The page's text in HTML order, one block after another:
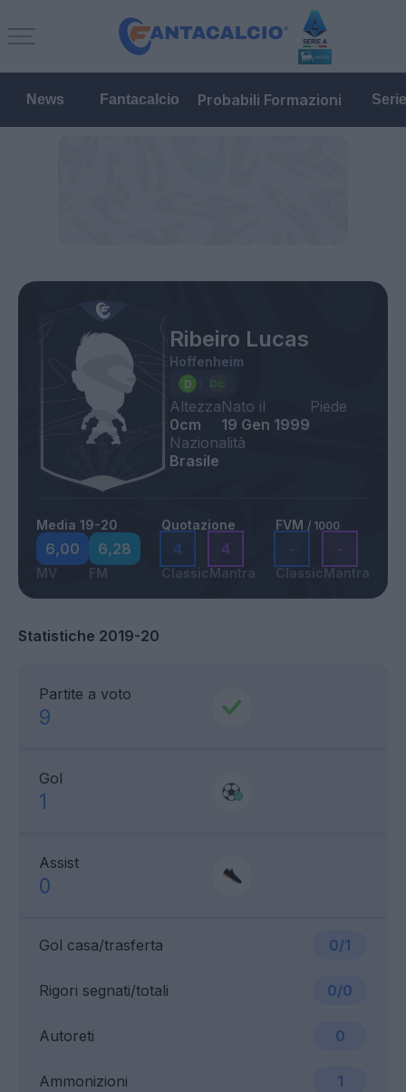
News Fantacalcio Probabili Formazioni
Ribeiro Lucas
Hoffenheim
Altezza
0cm
Nato il
19 Gen 1999
Piede
Nazionalità
Brasile
Media 19-20
6,00
MV
6,28
FM
Quotazione
4
Classic
4
Mantra
FVM / 1000
-
Classic
-
Mantra
Statistiche 2019-20
Partite a voto
9
Gol
1
Assist
0
Gol casa/trasferta 0/1
Ammonizioni 1
Rigori segnati/totali 0/0
Autoreti 0